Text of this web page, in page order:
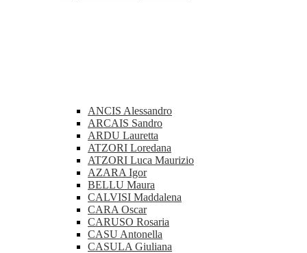
ANCIS Alessandro
ARCAIS Sandro
ARDU Lauretta
ATZORI Loredana
ATZORI Luca Maurizio
AZARA Igor
BELLU Maura
CALVISI Maddalena
CARA Oscar
CARUSO Rosaria
CASU Antonella
CASULA Giuliana